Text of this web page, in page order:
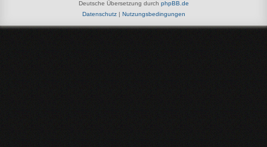
Deutsche Übersetzung durch phpBB.de
Datenschutz| Nutzungsbedingungen